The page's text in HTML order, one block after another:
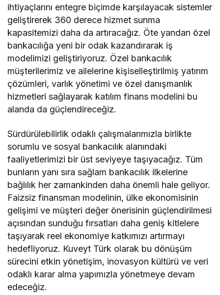
ihtiyaçlarını entegre biçimde karşılayacak sistemler
geliştirerek 360 derece hizmet sunma
kapasitemizi daha da artıracağız. Öte yandan özel
bankacılığa yeni bir odak kazandırarak iş
modelimizi geliştiriyoruz. Özel bankacılık
müşterilerimiz ve ailelerine kişiselleştirilmiş yatırım
çözümleri, varlık yönetimi ve özel danışmanlık
hizmetleri sağlayarak katılım finans modelini bu
alanda da güçlendireceğiz.
Sürdürülebilirlik odaklı çalışmalarımızla birlikte
sorumlu ve sosyal bankacılık alanındaki
faaliyetlerimizi bir üst seviyeye taşıyacağız. Tüm
bunların yanı sıra sağlam bankacılık ilkelerine
bağlılık her zamankinden daha önemli hale geliyor.
Faizsiz finansman modelinin, ülke ekonomisinin
gelişimi ve müşteri değer önerisinin güçlendirilmesi
açısından sunduğu fırsatları daha geniş kitlelere
taşıyarak reel ekonomiye katkımızı artırmayı
hedefliyoruz. Kuveyt Türk olarak bu dönüşüm
sürecini etkin yönetişim, inovasyon kültürü ve veri
odaklı karar alma yapımızla yönetmeye devam
edeceğiz.